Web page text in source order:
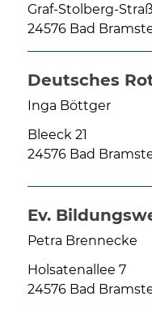
Graf-Stolberg-
24576 Bad
Deutsches
Inga Böttger
Bleeck 21
24576 Bad
Ev.
Petra Brennecke
Holsatenallee 7
24576 Bad